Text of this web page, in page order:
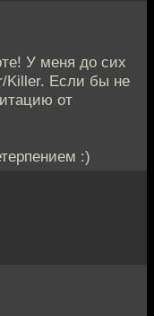
У меня до сих
Killer. Если бы не
от
:)